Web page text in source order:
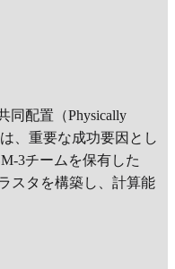
同配置（Physically
、重要な成功要因とし
3チームを保有した
スタを構築し、計算能